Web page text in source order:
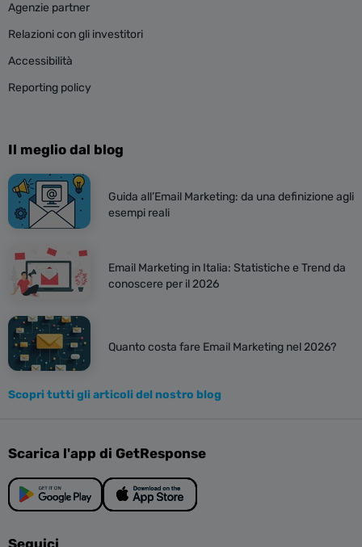
Agenzie partner
Relazioni con gli investitori
Accessibilità
Reporting policy
Il meglio dal blog
Guida all’Email Marketing: da una definizione agli
esempi reali
Email Marketing in Italia: Statistiche e Trend da
conoscere per il 2026
Quanto costa fare Email Marketing nel 2026?
Scopri tutti gli articoli del nostro blog
Scarica l'app di GetResponse